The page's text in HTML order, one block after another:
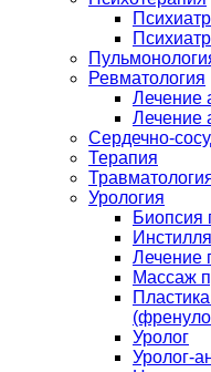
Ревматология
Лечение
Лечение
Сердечно-
Терапия
Урология
Биопсия
Лечение
Массаж
Уролог
Уролог-